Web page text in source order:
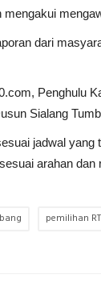
dari
Penghulu
Sialang
jadwal
arahan
pemilihan